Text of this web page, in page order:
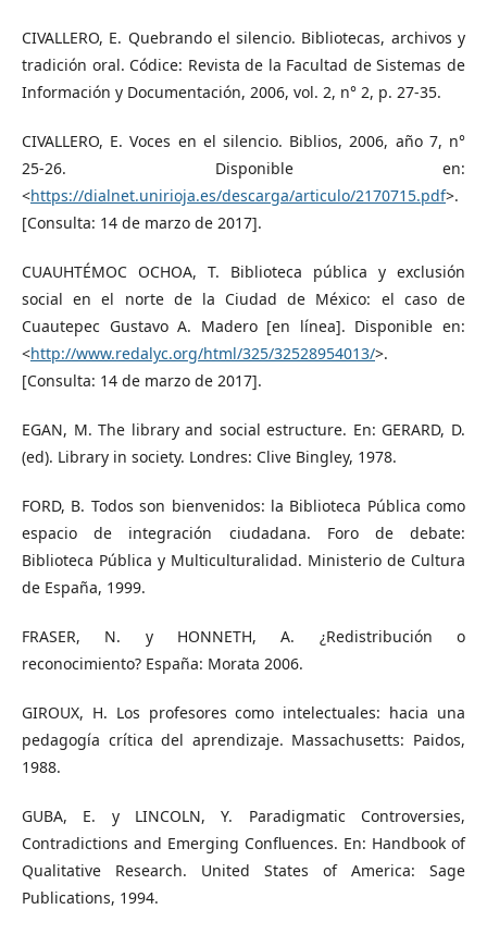
CIVALLERO, E. Quebrando el silencio. Bibliotecas, archivos y
tradición oral. Códice: Revista de la Facultad de Sistemas de
Información y Documentación, 2006, vol. 2, n° 2, p. 27-35.
CIVALLERO, E. Voces en el silencio. Biblios, 2006, año 7, n°
25-26. Disponible en:
<https://dialnet.unirioja.es/descarga/articulo/2170715.pdf>.
[Consulta: 14 de marzo de 2017].
CUAUHTÉMOC OCHOA, T. Biblioteca pública y exclusión
social en el norte de la Ciudad de México: el caso de
Cuautepec Gustavo A. Madero [en línea]. Disponible en:
<http://www.redalyc.org/html/325/32528954013/>.
[Consulta: 14 de marzo de 2017].
EGAN, M. The library and social estructure. En: GERARD, D.
(ed). Library in society. Londres: Clive Bingley, 1978.
FORD, B. Todos son bienvenidos: la Biblioteca Pública como
espacio de integración ciudadana. Foro de debate:
Biblioteca Pública y Multiculturalidad. Ministerio de Cultura
de España, 1999.
FRASER, N. y HONNETH, A. ¿Redistribución o
reconocimiento? España: Morata 2006.
GIROUX, H. Los profesores como intelectuales: hacia una
pedagogía crítica del aprendizaje. Massachusetts: Paidos,
1988.
GUBA, E. y LINCOLN, Y. Paradigmatic Controversies,
Contradictions and Emerging Confluences. En: Handbook of
Qualitative Research. United States of America: Sage
Publications, 1994.